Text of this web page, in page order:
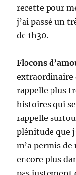
recette pour
j’ai passé un
de 1h30.
Flocons
extraordinaire
rappelle plus
histoires qui
rappelle
plénitude que
m’a permis
encore plus